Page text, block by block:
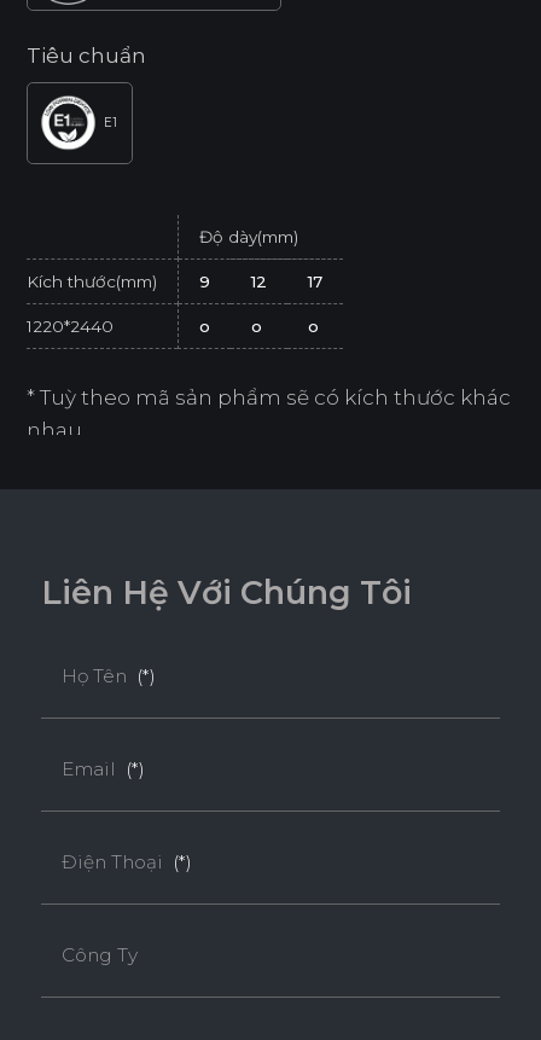
Tiêu chuẩn
E1
Độ dày(mm)
Kích thước(mm) 9 12 17
1220*2440 o o o
* Tuỳ theo mã sản phẩm sẽ có kích thước khác
nhau.
Test/ ISO 12460-1).
Liên Hệ Với Chúng Tôi
Họ Tên (*)
Email (*)
Điện Thoại (*)
Công Ty